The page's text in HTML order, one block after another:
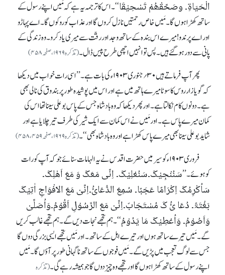
الْحَیَاۃِ۔ وصَحِّقْھُمْ تَسْحِیْقَا‘‘۔اس کا ترجمہ یہ ہے کہ مَیں اپنے رسول کے
ساتھ کھڑا ہوں گا۔مَیں خاص رحمتیں نازل کروں گا اور عذاب کو روکوں گا۔ اے پہاڑو
اور اے پرندو!میرے اس بندہ کے ساتھ وجد اور رقّت سے میری یاد کرو۔ وہ زندگی کے
پانی سے دور ہوگئے ہیں ۔پس تو انہیں اچھی طرح پیس ڈال۔(تذکرہ ۱۹۶۹، صفحہ ۴۵۸)
پھر آپ فرماتے ہیں ۳۰؍جنوری ۱۹۰۳ ء کی با ت ہے۔ ’’اسی رات خواب میں دیکھا
کہ گویا زار روس کا سوٹا میرے ہاتھ میں ہے اور اس میں پوشیدہ طورپر بندوق کی نالی بھی
ہے۔ دونوں کام نکالتا ہے۔ اور پھر دیکھاکہ وہ بادشاہ جس کے پاس بو علی سینا تھا اس کی
کمان میرے پاس ہے۔ اور مَیں نے اس کمان سے ایک شیر کی طرف تیر چلایا ہے اور
شاید بو علی سینا بھی میرے پاس کھڑاہے اور وہ بادشاہ بھی‘‘۔(تذکرہ ۱۹۶۹، صفحہ ۴۵۸،۴۵۹)
فروری ۱۹۰۳ ء کوسیر میں حضرت اقدس نے یہ الہامات سنائے جو کہ آپ کو رات
کوہوئے۔’’سَنُنْجِیْکَ۔سَنُعْلِیْکَ۔ اِنِّی مَعَکَ وَ مَعَ اَھْلِکَ۔
سَاُکْرِمُکَ اِکْرَامًا عَجَبًا۔ سُمِعَ الدُّعَائُ۔اِنِّیْ مَعَ الْاَفْوَاجِ اٰتِیْکَ
بَغْتَۃً۔ دُعَا ئُ کَ مُسْتَجَابٌ۔اِنِّیْ مَعَ الرَّسُوْلِ اَقُوْمُ۔وَاُصَلِّیْ
وَاَصُوْمُ۔ وَاُعْطِیْکَ مَا یَدُوْمُ‘‘۔ ہم تجھے نجات دیں گے۔ ہم تجھے غالب کریں
گے۔مَیں تیرے ساتھ ہوں اور تیرے اہل کے ساتھ۔ اور مَیں تجھے ایسی بزرگی دوں گا
جس سے لوگ تعجب میں پڑیں گے۔ مَیں فوجوں کے ساتھ ناگہانی طورپر آؤں گا۔ مَیں
اپنے رسول کے ساتھ کھڑا ہوں گا اور تجھے وہ چیز دوں گا جو ہمیشہ رہے گی۔(تذکرہ